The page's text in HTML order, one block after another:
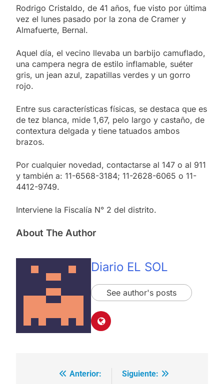
Rodrigo Cristaldo, de 41 años, fue visto por última
vez el lunes pasado por la zona de Cramer y
Almafuerte, Bernal.
Aquel día, el vecino llevaba un barbijo camuflado,
una campera negra de estilo inflamable, suéter
gris, un jean azul, zapatillas verdes y un gorro
rojo.
Entre sus características físicas, se destaca que es
de tez blanca, mide 1,67, pelo largo y castaño, de
contextura delgada y tiene tatuados ambos
brazos.
Por cualquier novedad, contactarse al 147 o al 911
y también a: 11-6568-3184; 11-2628-6065 o 11-
4412-9749.
Interviene la Fiscalía N° 2 del distrito.
About The Author
Diario EL SOL
See author's posts
Navegación
Anterior:
Siguiente: